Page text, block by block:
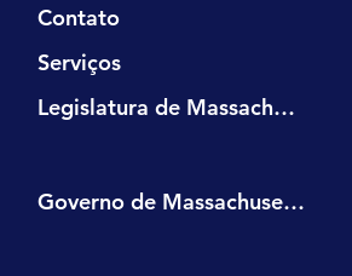
Contato
Serviços
Legislatura de Massachusetts
Governo de Massachusetts